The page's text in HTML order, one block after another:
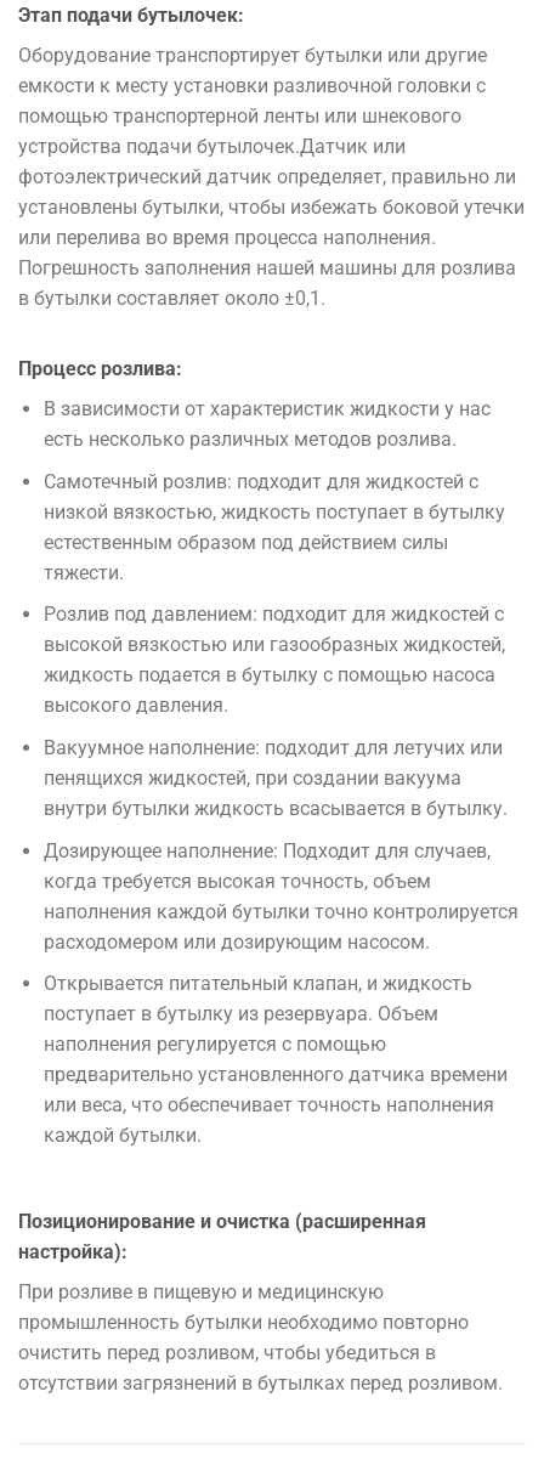
Этап подачи бутылочек:
Оборудование транспортирует бутылки или другие
емкости к месту установки разливочной головки с
помощью транспортерной ленты или шнекового
устройства подачи бутылочек.Датчик или
фотоэлектрический датчик определяет, правильно ли
установлены бутылки, чтобы избежать боковой утечки
или перелива во время процесса наполнения.
Погрешность заполнения нашей машины для розлива
в бутылки составляет около ±0,1 .
Процесс розлива:
В зависимости от характеристик жидкости у нас
есть несколько различных методов розлива.
Самотечный розлив: подходит для жидкостей с
низкой вязкостью, жидкость поступает в бутылку
естественным образом под действием силы
тяжести.
Розливпод давлением: подходит для жидкостей с
высокой вязкостью или газообразных жидкостей,
жидкость подается в бутылкус помощью насоса
высокого давления.
Вакуумное наполнение: подходит для летучих или
пенящихся жидкостей, при создании вакуума
внутри бутылки жидкость всасывается в бутылку.
Дозирующее наполнение: Подходит для случаев,
когда требуется высокая точность, объем
наполнения каждой бутылки точно контролируется
расходомером или дозирующим насосом.
Открывается питательный клапан, и жидкость
поступает в бутылку из резервуара. Объем
наполнения регулируется с помощью
предварительно установленного датчика времени
или веса, что обеспечивает точность наполнения
каждой бутылки.
Позиционирование и очистка (расширенная
настройка):
При розливе в пищевую и медицинскую
промышленность бутылки необходимо повторно
очистить перед розливом, чтобы убедиться в
отсутствии загрязнений в бутылках перед розливом.